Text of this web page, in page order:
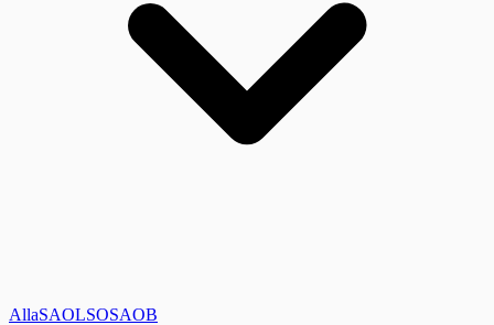
AllaSAOLSOSAOB